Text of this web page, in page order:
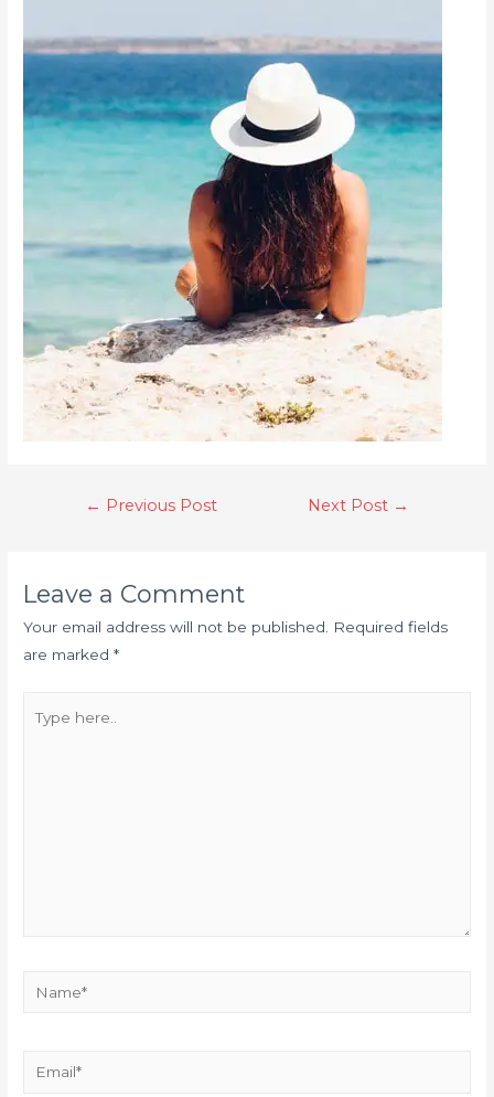
← Previous Post Next Post →
Leave a Comment
Your email address will not be published. Required fields
are marked*